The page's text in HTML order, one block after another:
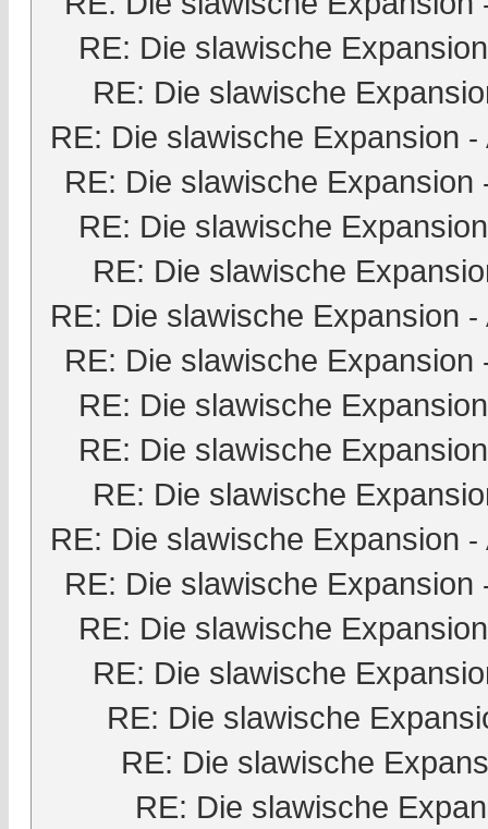
RE: Die slawische Expansion
RE: Die slawische
RE: Die slawische Expansion -
RE: Die slawische Expansion
RE: Die slawische Expansion
RE: Die slawische
RE: Die slawische Expansion -
RE: Die slawische Expansion
RE: Die slawische Expansion
RE: Die slawische Expansion
RE: Die slawische
RE: Die slawische Expansion -
RE: Die slawische Expansion
RE: Die slawische Expansion
RE: Die slawische
RE: Die slawische
RE: Die slawische
RE: Die slawische